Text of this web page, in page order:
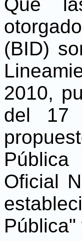
(BID)
2010,
del 17
Pública
Oficial